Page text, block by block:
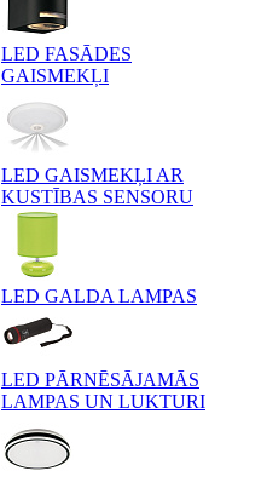
LED FASĀDES
GAISMEKĻI
LED GAISMEKĻI AR
KUSTĪBAS SENSORU
LED GALDA LAMPAS
LED PĀRNĒSĀJAMĀS
LAMPAS UN LUKTURI